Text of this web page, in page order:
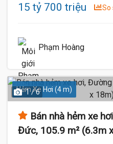
15 tỷ 700 triệu So
Phạm Hoàng
Hẻm Xe Hơi (4 m)
1 / 6
Bán nhà hẻm xe
Đức, 105.9 m² (6.3m